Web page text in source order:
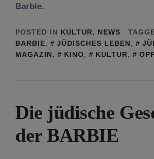
Barbie.
POSTED IN KULTUR, NEWS
BARBIE, JÜDISCHES LEBEN,
MAGAZIN, KINO, KULTUR,
Die jüdische
der BARBIE